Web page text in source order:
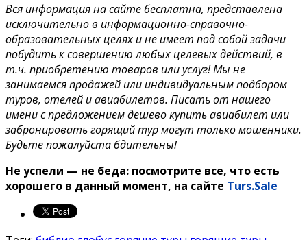
Вся информация на сайте бесплатна, представлена
исключительно в информационно-справочно-
образовательных целях и не имеет под собой задачи
побудить к совершению любых целевых действий, в
т.ч. приобретению товаров или услуг! Мы не
занимаемся продажей или индивидуальным подбором
туров, отелей и авиабилетов. Писать от нашего
имени с предложением дешево купить авиабилет или
забронировать горящий тур могут только мошенники.
Будьте пожалуйста бдительны!
Не успели — не беда: посмотрите все, что есть
хорошего в данный момент, на сайте Turs.Sale